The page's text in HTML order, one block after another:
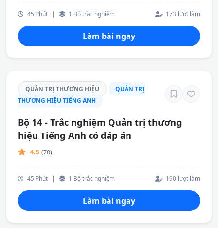
45 Phút | 1 Bộ trắc nghiệm 173 lượt làm
Làm bài ngay
QUẢN TRỊ THƯƠNG HIỆU
QUẢN TRỊ
THƯƠNG HIỆU TIẾNG ANH
Bộ 14 - Trắc nghiệm Quản trị thương
hiệu Tiếng Anh có đáp án
4.5 (70)
45 Phút | 1 Bộ trắc nghiệm 190 lượt làm
Làm bài ngay